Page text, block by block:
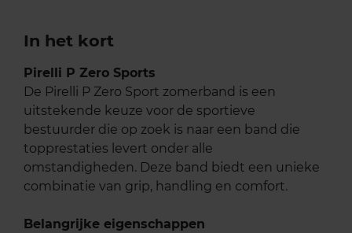
In het kort
Pirelli P Zero Sports
De Pirelli P Zero Sport zomerband is een
uitstekende keuze voor de sportieve
bestuurder die op zoek is naar een band die
topprestaties levert onder alle
omstandigheden. Deze band biedt een unieke
combinatie van grip, handling en comfort.
Belangrijke eigenschappen